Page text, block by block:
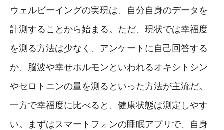
ウェルビーイングの実現は、自分自身のデータを
計測することから始まる。ただ、現状では幸福度
を測る方法は少なく、アンケートに自己回答する
か、脳波や幸せホルモンといわれるオキシトシン
やセロトニンの量を測るといった方法が主流だ。
一方で幸福度に比べると、健康状態は測定しやす
い。まずはスマートフォンの睡眠アプリで、自身